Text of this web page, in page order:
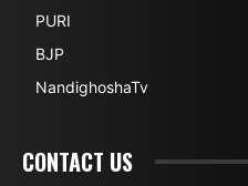
PURI
BJP
NandighoshaTv
CONTACT US